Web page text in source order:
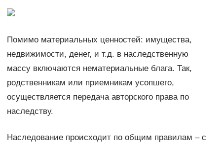
Помимо материальных ценностей: имущества,
недвижимости, денег, и т.д. в наследственную
массу включаются нематериальные блага. Так,
родственникам или приемникам усопшего,
осуществляется передача авторского права по
наследству.
Наследование происходит по общим правилам – с